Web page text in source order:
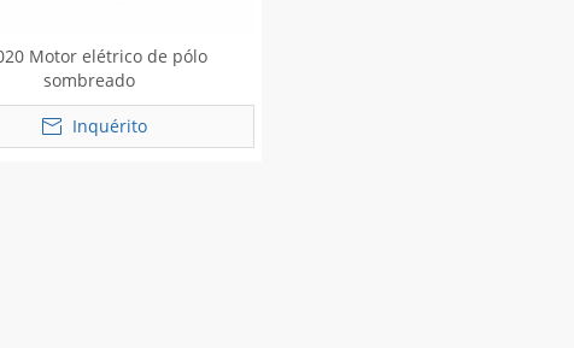
Motor elétrico de pólo
sombreado
Inquérito